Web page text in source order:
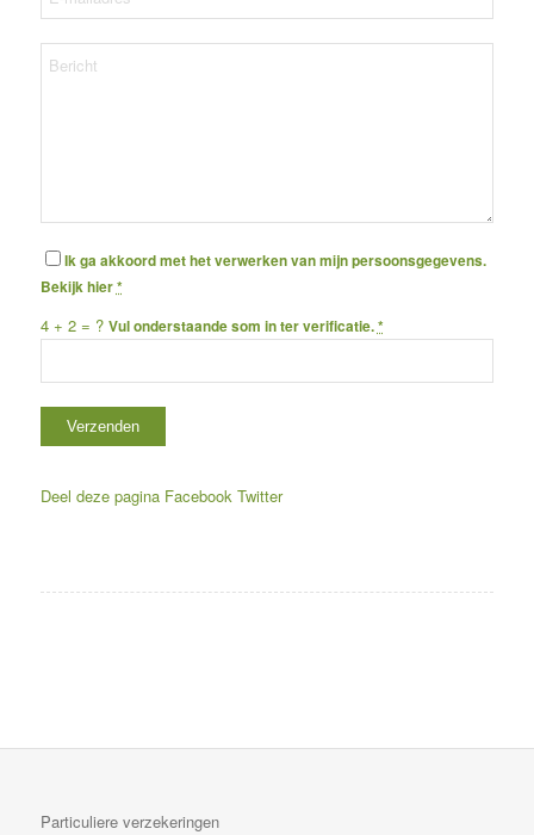
Ik ga akkoord met het verwerken van mijn persoonsgegevens.
Bekijkhier *
4 + 2 = ? Vul onderstaande som in ter verificatie.*
Deel deze pagina Facebook Twitter
Particuliere verzekeringen